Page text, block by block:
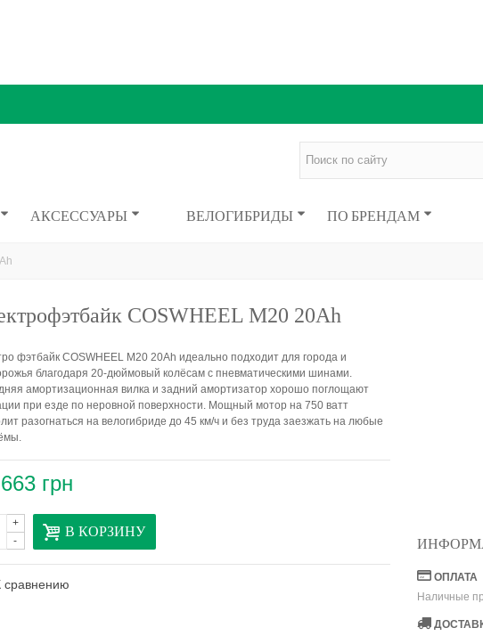
АКСЕССУАРЫ ВЕЛОГИБРИДЫ ПО БРЕНДАМ
COSWHEEL M20 20Ah
фэтбайк COSWHEEL M20 20Ah идеально подходит для города и
благодаря 20-дюймовый колёсам с пневматическими шинами.
амортизационная вилка и задний амортизатор хорошо поглощают
при езде по неровной поверхности. Мощный мотор на 750 ватт
разогнаться на велогибриде до 45 км/ч и без труда заезжать на любые
грн
-
+ В КОРЗИНУ
сравнению
ОПЛАТА
Наличные